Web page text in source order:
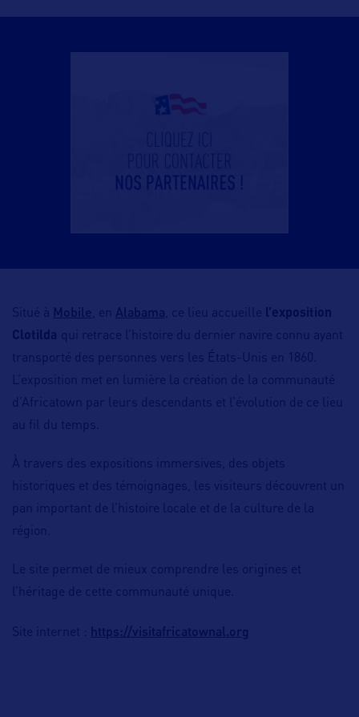
Situé à Mobile , en Alabama , ce lieu accueille
l’exposition
Clotilda qui retrace l’histoire du dernier navire connu ayant
transporté des personnes vers les États-Unis en 1860.
L’exposition met en lumière la création de la communauté
d’Africatown par leurs descendants et l’évolution de ce lieu
au fil du temps.
À travers des expositions immersives, des objets
historiques et des témoignages, les visiteurs découvrent un
pan important de l’histoire locale et de la culture de la
région.
Le site permet de mieux comprendre les origines et
l’héritage de cette communauté unique.
Site internet : https://visitafricatownal.org